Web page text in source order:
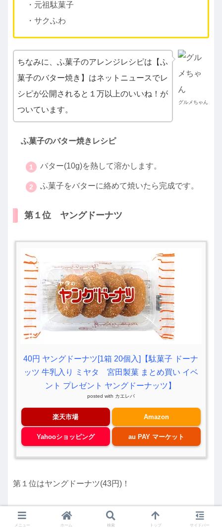
・元祖駄菓子
・サクふわ
グルメちゃん
ちなみに、ふ菓子のアレンジレシピは【ふ
菓子のバター焼き】はネットニュースでレ
シピが公開されると１万以上のいいね！が
ついています。
ふ菓子のバター焼きレシピ
バター(10g)を熱して溶かします。
ふ菓子をバターに絡めて焼いたら完成です。
第１位 ヤングドーナツ
40円 ヤングドーナツ[1箱 20個入]【駄菓子 ドーナ
ッツ 牛乳入り ミヤタ 宮田製菓 まとめ買い イベ
ント プレゼント ヤングドーナッツ】
posted with カエレバ
楽天市場 Amazon
Yahooショッピング au PAY マーケット
第１位はヤングドーナツ(43円)！
平成元年に発売されたヤングドーナツは、今年で３３
年を迎えるロングセラー商品です。
メニュー ホーム 検索 トップ サイドバー